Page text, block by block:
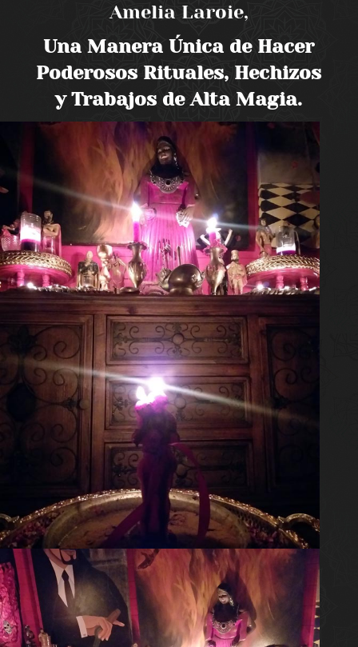
Amelia Laroie,
Una Manera Única de Hacer
Poderosos Rituales, Hechizos
y Trabajos de Alta Magia.